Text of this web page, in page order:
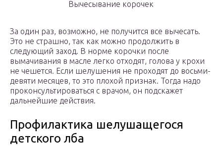
Вычесывание корочек
За один раз, возможно, не получится все вычесать.
Это не страшно, так как можно продолжить в
следующий заход. В норме корочки после
вымачивания в масле легко отходят, голова у крохи
не чешется. Если шелушения не проходят до восьми-
девяти месяцев, то это плохой признак. Тогда надо
проконсультироваться с врачом, он подскажет
дальнейшие действия.
Профилактика шелушащегося
детского лба